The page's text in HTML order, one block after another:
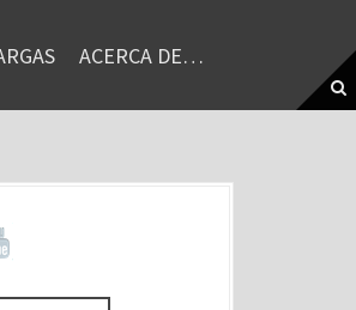
ACERCA DE…